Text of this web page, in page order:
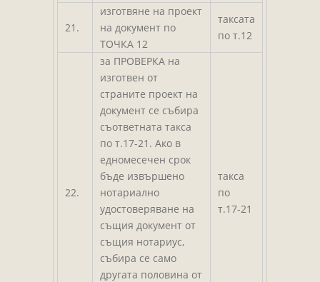
21.
изготвяне на проект
на документ по
ТОЧКА 12
таксата
по т.12
22.
за ПРОВЕРКА на
изготвен от
страните проект на
документ се събира
съответната такса
по т.17-21. Ако в
едномесечен срок
бъде извършено
нотариално
удостоверяване на
същия документ от
същия нотариус,
събира се само
другата половина от
такса
по
т.17-21